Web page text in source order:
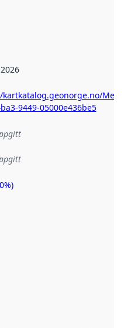
9449-05000e436be5